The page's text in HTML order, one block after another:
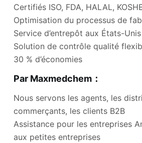
Certifiés ISO, FDA, HALAL,
Optimisation du processus de
Service d’entrepôt aux États-Unis
Solution de contrôle qualité
30 % d’économies
Par Maxmedchem：
Nous servons les agents, les
commerçants, les clients B2B
Assistance pour les entreprises
aux petites entreprises